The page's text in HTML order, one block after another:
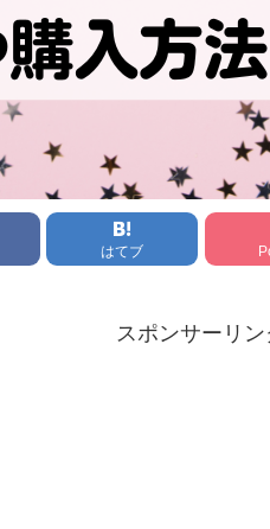
はてブ
スポンサーリン